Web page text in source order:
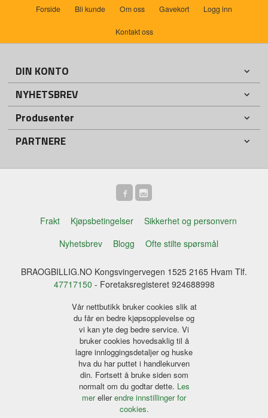
Forside Bli kunde Om oss Gavekort Logg inn
Kontakt oss
DIN KONTO
NYHETSBREV
Produsenter
PARTNERE
Frakt Kjøpsbetingelser
Sikkerhet og personvern
Nyhetsbrev
Blogg Ofte stilte spørsmål
BRAOGBILLIG.NO Kongsvingervegen 1525 2165 Hvam Tlf.
47717150 - Foretaksregisteret 924688998
Vår nettbutikk bruker cookies slik at
du får en bedre kjøpsopplevelse og
vi kan yte deg bedre service. Vi
bruker cookies hovedsaklig til å
lagre innloggingsdetaljer og huske
hva du har puttet i handlekurven
din. Fortsett å bruke siden som
normalt om du godtar dette. Les
merellerendre innstillinger for
cookies.